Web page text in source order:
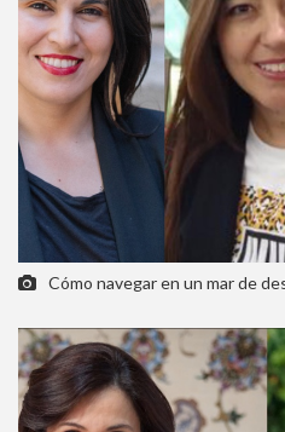
Cómo navegar en un mar de